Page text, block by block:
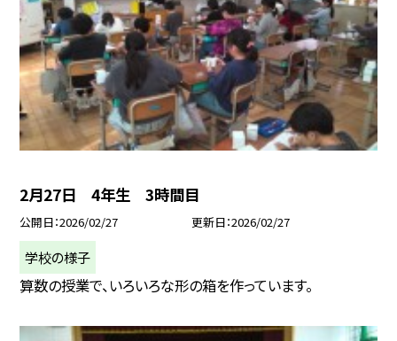
2月27日 4年生 3時間目
公開日 2026/02/27 更新日 2026/02/27
学校の様子
算数の授業で、いろいろな形の箱を作っています。